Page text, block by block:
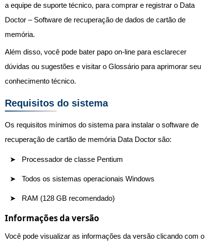
a equipe de suporte técnico, para comprar e registrar o Data
Doctor – Software de recuperação de dados de cartão de
memória.
Além disso, você pode bater papo on-line para esclarecer
dúvidas ou sugestões e visitar o Glossário para aprimorar seu
conhecimento técnico.
Requisitos do sistema
Os requisitos mínimos do sistema para instalar o software de
recuperação de cartão de memória Data Doctor são:
Processador de classe Pentium
Todos os sistemas operacionais Windows
RAM (128 GB recomendado)
Informações da versão
Você pode visualizar as informações da versão clicando com o